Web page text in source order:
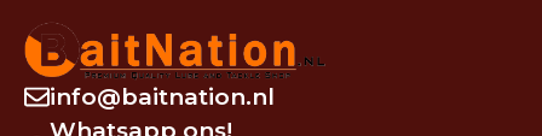
info@baitnation.nl
Whatsapp ons!